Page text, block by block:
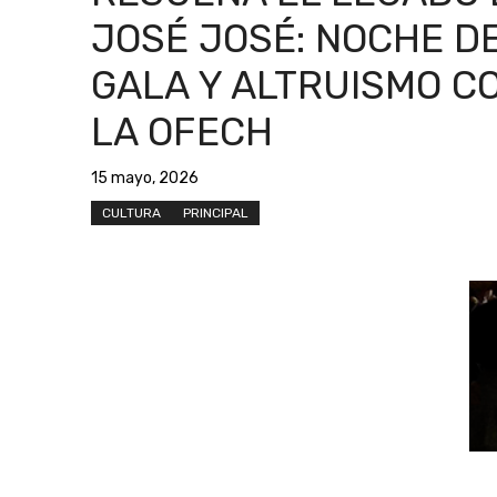
JOSÉ JOSÉ: NOCHE
GALA Y ALTRUISMO
LA OFECH
15 mayo, 2026
CULTURA PRINCIPAL